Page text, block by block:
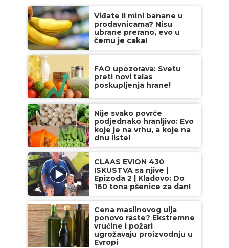
Viđate li mini banane u
prodavnicama? Nisu
ubrane prerano, evo u
čemu je caka!
FAO upozorava: Svetu
preti novi talas
poskupljenja hrane!
Nije svako povrće
podjednako hranljivo: Evo
koje je na vrhu, a koje na
dnu liste!
CLAAS EVION 430
ISKUSTVA sa njive |
Epizoda 2 | Kladovo: Do
160 tona pšenice za dan!
Cena maslinovog ulja
ponovo raste? Ekstremne
vrućine i požari
ugrožavaju proizvodnju u
Evropi